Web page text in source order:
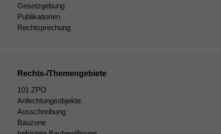
Gesetzgebung
Publikationen
Rechtsprechung
Rechts-/Themengebiete
101 ZPO
Anfechtungsobjekte
Ausschreibung
Bauzone